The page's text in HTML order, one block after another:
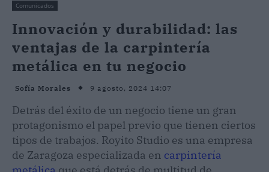
Comunicados
Innovación y durabilidad: las
ventajas de la carpintería
metálica en tu negocio
Sofía Morales 9 agosto, 2024 14:07
Detrás del éxito de un negocio tiene un gran
protagonismo el papel previo que tienen ciertos
tipos de trabajos. Royito Studio es una empresa
de Zaragoza especializada en carpintería